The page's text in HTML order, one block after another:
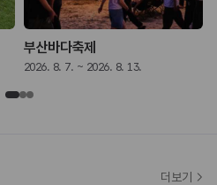
부산바다축제
2026. 8. 7. ~ 2026. 8. 13.
더보기